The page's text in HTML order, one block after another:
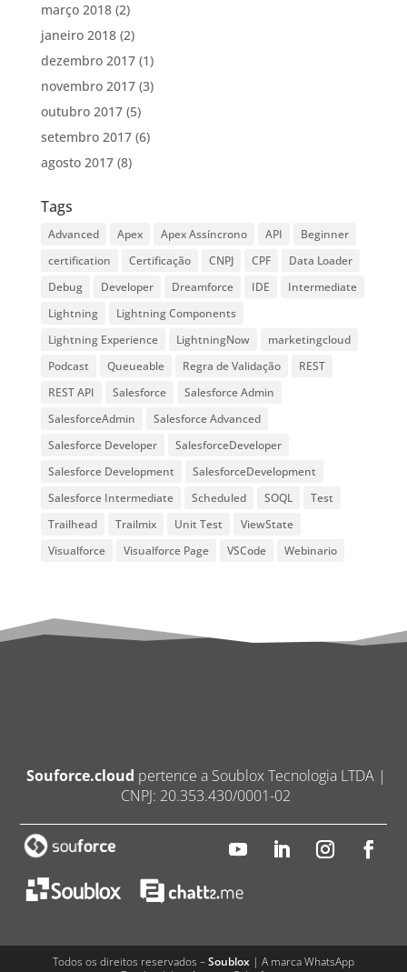
março 2018(2)
janeiro 2018(2)
dezembro 2017(1)
novembro 2017(3)
outubro 2017(5)
setembro 2017(6)
agosto 2017(8)
Tags
Advanced Apex Apex Assíncrono API
Beginner
certification
Certificação CNPJ CPF
Data Loader
Debug
Developer Dreamforce IDE
Intermediate
Lightning
Lightning Components
Lightning Experience
LightningNow
marketingcloud
Podcast
Queueable Regra de Validação
REST
REST API
Salesforce
Salesforce Admin
SalesforceAdmin
Salesforce Advanced
Salesforce Developer
SalesforceDeveloper
Salesforce Development
SalesforceDevelopment
Salesforce Intermediate
Scheduled SOQL
Test
Trailhead
Trailmix Unit Test
ViewState
Visualforce
Visualforce Page VSCode Webinario
Souforce.cloud pertence a Soublox Tecnologia LTDA |
CNPJ: 20.353.430/0001-02
Todos os direitos reservados –Soublox| A marca WhatsApp